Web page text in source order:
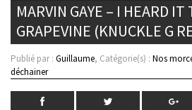
MARVIN GAYE – I HEARD
GRAPEVINE (KNUCKLE G
Publié par : Guillaume, Catégorie(s) : Nos
déchainer